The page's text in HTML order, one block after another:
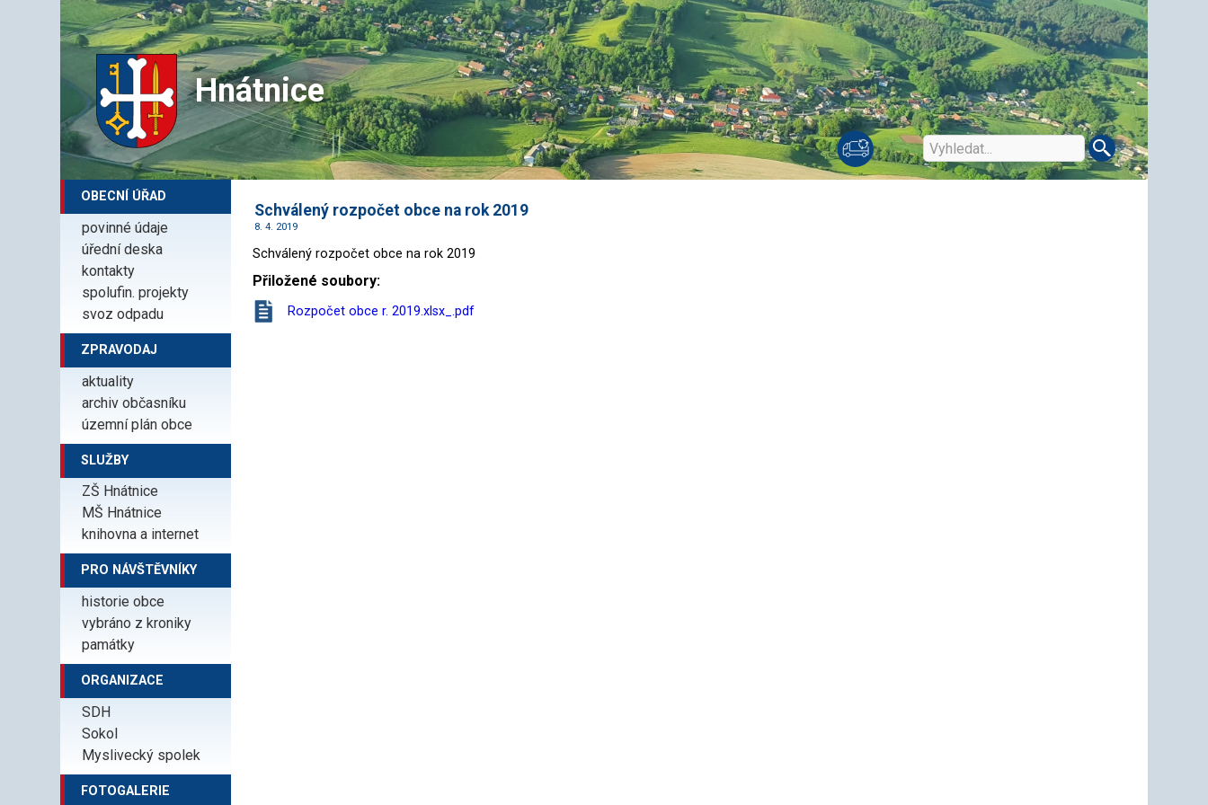
Hnátnice
OBECNÍ ÚŘAD
povinné údaje
úřední deska
kontakty
spolufin. projekty
svoz odpadu
ZPRAVODAJ
aktuality
archiv občasníku
územní plán obce
SLUŽBY
ZŠ Hnátnice
MŠ Hnátnice
knihovna a internet
PRO NÁVŠTĚVNÍKY
historie obce
vybráno z kroniky
památky
ORGANIZACE
SDH
Sokol
Myslivecký spolek
FOTOGALERIE
Schválený rozpočet obce na rok 2019
8. 4. 2019
Schválený rozpočet obce na rok 2019
Přiložené soubory:
Rozpočet obce r. 2019.xlsx_.pdf